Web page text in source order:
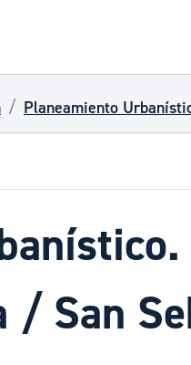
Planeamiento
/ San